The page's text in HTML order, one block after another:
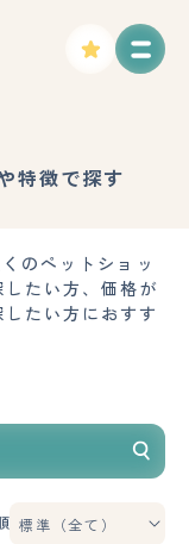
特徴で探す
のペットショッ
たい方、価格が
たい方におすす